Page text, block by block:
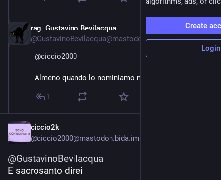
Sep 4, 2022
rag. Gustavino Bevilacqua
@GustavinoBevilacqua@mastodon.cisti.org
@ciccio2000
Almeno quando lo nominiamo noi un motivo c'è!
1
ciccio2k
@ciccio2000@mastodon.bida.im
@GustavinoBevilacqua
E sacrosanto direi
Create
Login